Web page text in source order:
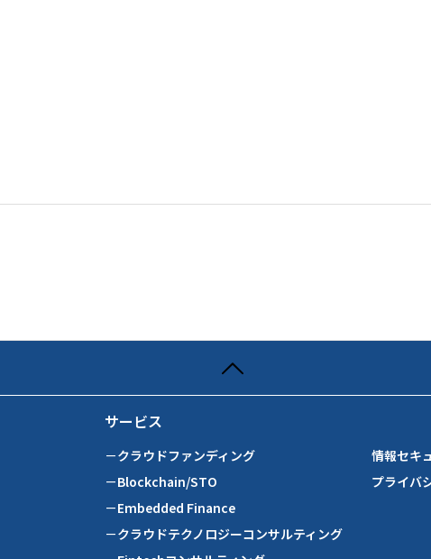
サービス
－クラウドファンディング
－Blockchain/STO
－Embedded Finance
－クラウドテクノロジーコンサルティング
情報セキ
プライバ